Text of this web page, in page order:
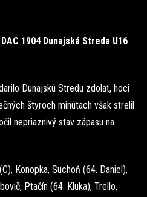
1904 Dunajská Streda U16
Dunajskú Stredu zdolať, hoci
štyroch minútach však strelil
nepriaznivý stav zápasu na
Konopka, Suchoň (64. Daniel),
Ptačín (64. Kluka), Trello,